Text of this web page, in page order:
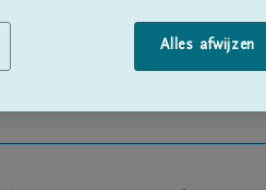
Alles afwijzen